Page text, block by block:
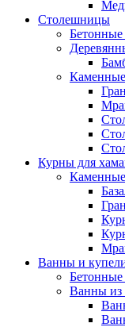
Столешницы
Курны для
Ванны и
Ванны из